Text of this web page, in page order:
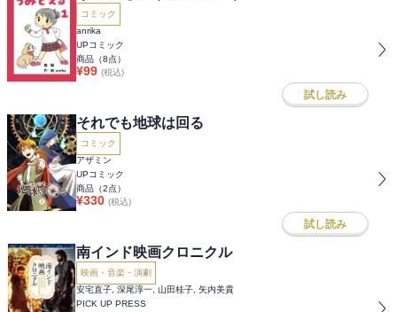
コミック
anrika
UPコミック
商品（8点）
¥99 (税込)
試し読み
それでも地球は回る
コミック
アザミン
UPコミック
商品（2点）
¥330 (税込)
試し読み
南インド映画クロニクル
映画・音楽・演劇
安宅直子, 深尾淳一, 山田桂子, 矢内美貴
PICK UP PRESS